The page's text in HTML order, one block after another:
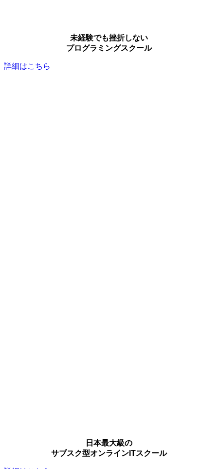
未経験でも挫折しない
プログラミングスクール
詳細はこちら
日本最大級の
サブスク型オンラインITスクール